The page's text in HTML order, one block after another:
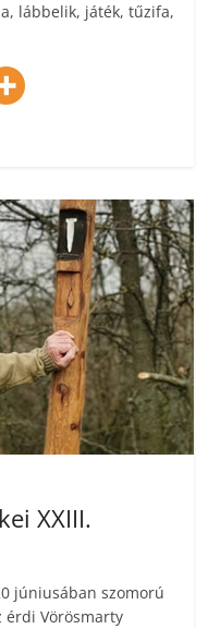
lábbelik, játék, tűzifa,
XXIII.
júniusában szomorú
érdi Vörösmarty